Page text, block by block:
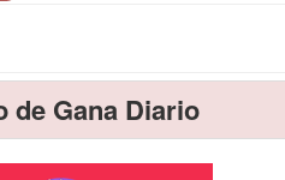
de Gana Diario